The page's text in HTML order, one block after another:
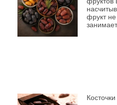
фрукт не